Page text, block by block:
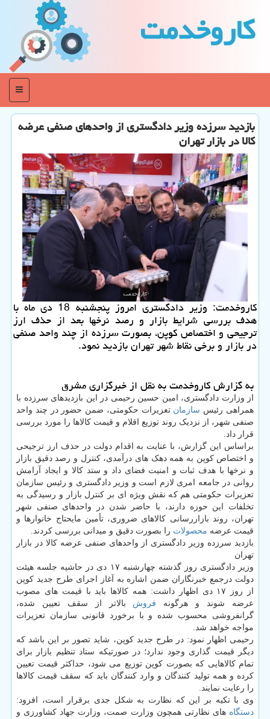
كاروخدمت
منو
بازدید سرزده وزیر دادگستری از واحدهای صنفی عرضه
کالا در بازار تهران
کاروخدمت: وزیر دادگستری امروز پنجشنبه 18 دی ماه با
هدف بررسی شرایط بازار و رصد نرخها بعد از حذف ارز
ترجیحی و اختصاص کوپن، بصورت سرزده از چند واحد صنفی
در بازار و برخی نقاط شهر تهران بازدید نمود.
به گزارش کاروخدمت به نقل از خبرگزاری مشرق
از وزارت دادگستری، امین حسین رحیمی در این بازدیدهای سرزده با
همراهی رئیس سازمان تعزیرات حکومتی، ضمن حضور در چند واحد
صنفی شهر، از نزدیک روند توزیع اقلام و قیمت کالاها را مورد بررسی
قرار داد.
براساس این گزارش، با عنایت به اقدام دولت در حذف ارز ترجیحی
و اختصاص کوپن به همه دهک های درآمدی، کنترل و رصد دقیق بازار
و نرخها با هدف ثبات و امنیت فضای داد و ستد کالا و ایجاد آرامش
روانی در جامعه امری لازم است و وزیر دادگستری و رئیس سازمان
تعزیرات حکومتی هم که نقش ویژه ای بر کنترل بازار و رسیدگی به
تخلفات این حوزه دارند، با حاضر شدن در واحدهای صنفی شهر
تهران، روند بازاررسانی کالاهای ضروری، تأمین مایحتاج خانوارها و
قیمت عرضه محصولات را بصورت دقیق و میدانی بررسی کردند.
بازدید سرزده وزیر دادگستری از واحدهای صنفی عرضه کالا در بازار
تهران
وزیر دادگستری روز گذشته چهارشنبه ۱۷ دی در حاشیه جلسه هیئت
دولت درجمع خبرنگاران ضمن اشاره به آغاز اجرای طرح جدید کوپن
از روز ۱۷ دی اظهار داشت: همه کالاها باید با قیمت های مصوب
عرضه شوند و هرگونه فروش بالاتر از سقف تعیین شده،
گرانفروشی محسوب شده و با برخورد قانونی سازمان تعزیرات
مواجه خواهد شد.
رحیمی اظهار نمود: در طرح جدید کوپن، شاید تصور بر این باشد که
دیگر قیمت گذاری وجود ندارد؛ در صورتیکه ستاد تنظیم بازار برای
تمام کالاهایی که بصورت کوپن توزیع می شود، حداکثر قیمت تعیین
کرده و همه تولید کنندگان و وارد کنندگان باید که سقف قیمت کالاها
را رعایت نمایند.
وی با تکیه بر این که نظارت به شکل جدی برقرار است، افزود:
دستگاه های نظارتی همچون وزارت صمت، وزارت جهاد کشاورزی و